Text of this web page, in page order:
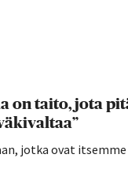
on taito, jota
jotka ovat